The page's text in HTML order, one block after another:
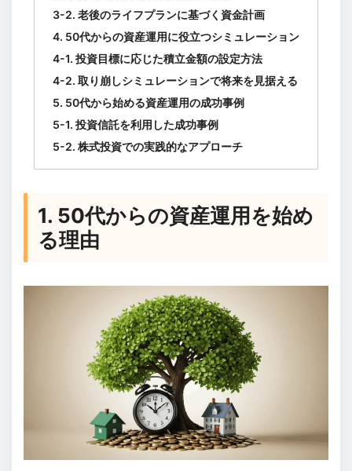
3-2. 老後のライフプランに基づく資金計画
4. 50代からの資産運用に役立つシミュレーション
4-1. 投資目標に応じた積立金額の設定方法
4-2. 取り崩しシミュレーションで将来を見据える
5. 50代から始める資産運用の成功事例
5-1. 投資信託を利用した成功事例
5-2. 株式投資での実践的なアプローチ
1. 50代からの資産運用を始め
る理由